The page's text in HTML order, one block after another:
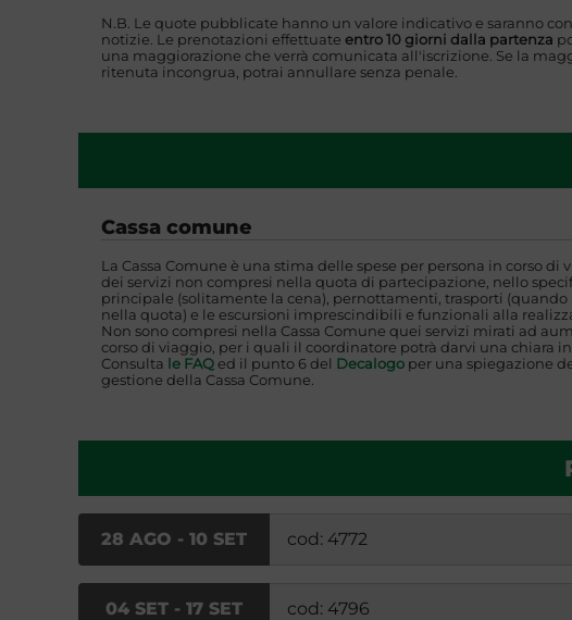
N.B. Le quote pubblicate hanno un valore indicativo e saranno
notizie. Le prenotazioni effettuate entro 10 giorni dalla partenza
una maggiorazione che verrà comunicata all'iscrizione. Se la
ritenuta incongrua, potrai annullare senza penale.
Cassa comune
La Cassa Comune è una stima delle spese per persona in corso di
dei servizi non compresi nella quota di partecipazione, nello
principale (solitamente la cena), pernottamenti, trasporti (quando
nella quota) e le escursioni imprescindibili e funzionali alla
Non sono compresi nella Cassa Comune quei servizi mirati ad
corso di viaggio, per i quali il coordinatore potrà darvi una chiara
Consulta le FAQed il punto 6 del Decalogoper una spiegazione
gestione della Cassa Comune.
28 AGO - 10 SET cod: 4772
04 SET - 17 SET cod: 4796